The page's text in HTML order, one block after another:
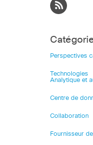
Perspectives
Technologies
Analytique et
Centre de
Collaboration
Fournisseur